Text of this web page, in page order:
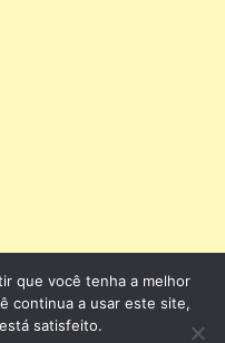
que você tenha a melhor
continua a usar este site,
satisfeito.